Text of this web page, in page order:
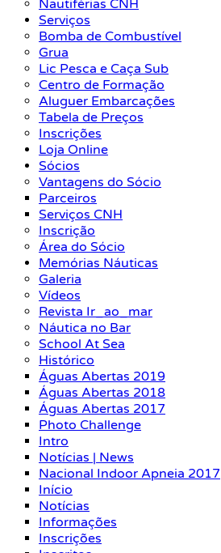
Nautiférias CNH
Serviços
Bomba de Combustível
Grua
Lic Pesca e Caça Sub
Centro de Formação
Aluguer Embarcações
Tabela de Preços
Inscrições
Loja Online
Sócios
Vantagens do Sócio
Parceiros
Serviços CNH
Inscrição
Área do Sócio
Memórias Náuticas
Galeria
Vídeos
Revista Ir_ao_mar
Náutica no Bar
School At Sea
Histórico
Águas Abertas 2019
Águas Abertas 2018
Águas Abertas 2017
Photo Challenge
Intro
Notícias | News
Nacional Indoor Apneia 2017
Início
Notícias
Informações
Inscrições